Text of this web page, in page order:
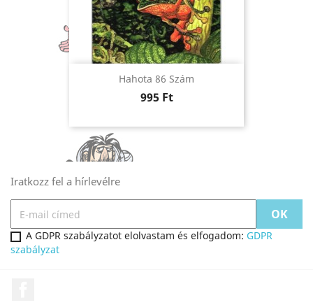
Hahota 86 Szám
Ár
995 Ft
Iratkozz fel a hírlevélre
A GDPR szabályzatot elolvastam és elfogadom: GDPR
szabályzat